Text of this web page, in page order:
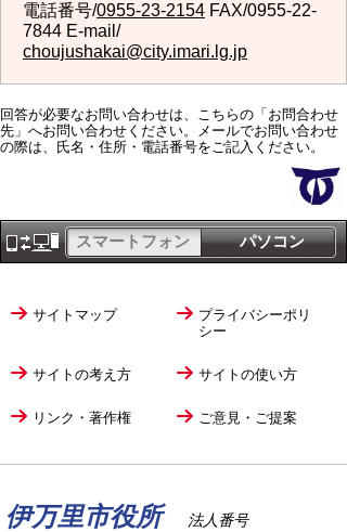
電話番号/0955-23-2154 FAX/0955-22-
7844 E-mail/
choujushakai@city.imari.lg.jp
回答が必要なお問い合わせは、こちらの「お問合わせ
先」へお問い合わせください。メールでお問い合わせ
の際は、氏名・住所・電話番号をご記入ください。
パソコン
スマートフォン
サイトマップ
プライバシーポリ
シー
サイトの考え方 サイトの使い方
リンク・著作権 ご意見・ご提案
伊万里市役所
法人番号